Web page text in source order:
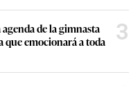
de la gimnasta
que emocionará a toda
3